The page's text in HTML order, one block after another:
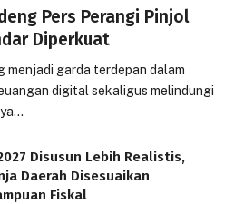
Pers Perangi Pinjol
Diperkuat
menjadi garda terdepan dalam
digital sekaligus melindungi
Disusun Lebih Realistis,
Daerah Disesuaikan
Fiskal